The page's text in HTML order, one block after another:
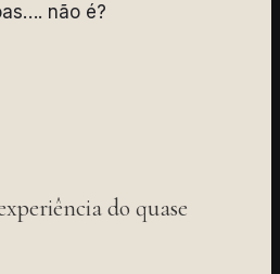
não é?
do quase